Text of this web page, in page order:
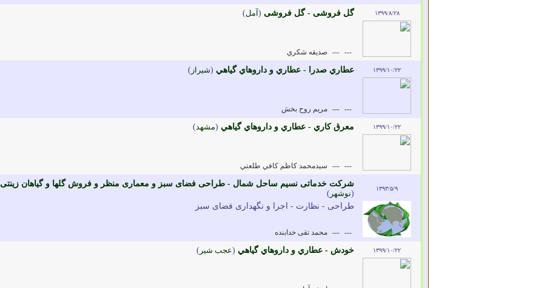
۱۳۹۹/۸/۲۸ گل فروشی - گل فروشی (آمل)
---
--- صديقه شکري
۱۳۹۹/۱۰/۲۲ عطاري صدرا - عطاري و داروهاي گياهي (شيراز )
---
--- مريم روح بخش
۱۳۹۹/۱۰/۲۲ معرق کاري - عطاري و داروهاي گياهي (مشهد)
---
--- سيدمحمد کاظم کافي طلعتي
۱۳۹۳/۵/۹
شرکت خدماتی نسیم ساحل شمال - طراحی فضای سبز و معماری منظر و فروش گلها و گیاهان زینتی
(نوشهر )
طراحی - نظارت - اجرا و نگهداری فضای سبز
---
--- محمد تقی خدابنده
۱۳۹۹/۱۰/۲۲ خودش - عطاري و داروهاي گياهي (عجب شير )